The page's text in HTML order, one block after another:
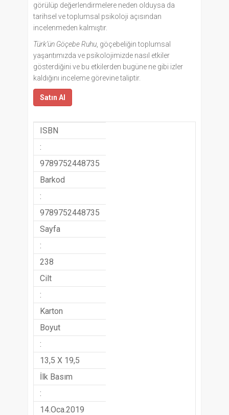
görülüp değerlendirmelere neden olduysa da
tarihsel ve toplumsal psikoloji açısından
incelenmeden kalmıştır.
Türk’ün Göçebe Ruhu , göçebeliğin toplumsal
yaşantımızda ve psikolojimizde nasıl etkiler
gösterdiğini ve bu etkilerden bugüne ne gibi izler
kaldığını inceleme görevine taliptir.
Satın Al
ISBN
:
9789752448735
Barkod
:
9789752448735
Sayfa
:
238
Cilt
:
Karton
Boyut
:
13,5 X 19,5
İlk Basım
:
14.Oca.2019